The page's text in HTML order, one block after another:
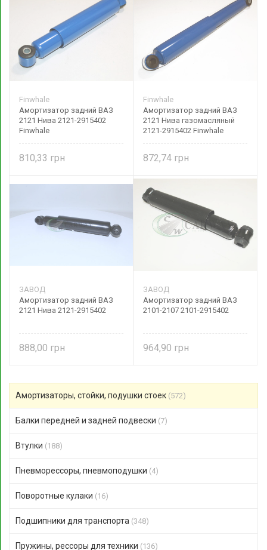
Finwhale
Амортизатор задний ВАЗ
2121 Нива 2121-2915402
Finwhale
810,33
Finwhale
Амортизатор задний ВАЗ
2121 Нива газомасляный
2121-2915402 Finwhale
872,74
ЗАВОД
Амортизатор задний ВАЗ
2121 Нива 2121-2915402
888,00
ЗАВОД
Амортизатор задний ВАЗ
2101-2107 2101-2915402
964,90
Амортизаторы, стойки, подушки стоек (572)
Балки передней и задней подвески (7)
Втулки (188)
Пневморессоры, пневмоподушки (4)
Поворотные кулаки (16)
Подшипники для транспорта (348)
Пружины, рессоры для техники (136)